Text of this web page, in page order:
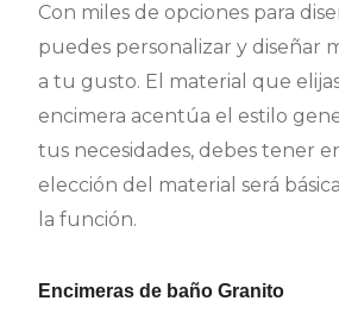
Con miles de opciones para
puedes personalizar y diseñar
a tu gusto. El material que
encimera acentúa el estilo
tus necesidades, debes tener
elección del material será
la función.
Encimeras de baño Granito